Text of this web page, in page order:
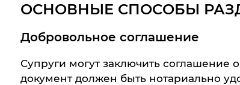
ОСНОВНЫЕ СПОСОБЫ
Добровольное соглашение
Супруги могут заключить соглашение
документ должен быть нотариально